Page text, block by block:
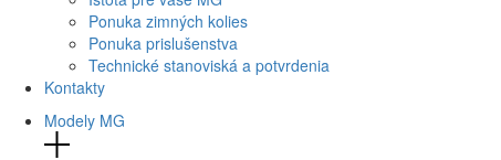
Ponuka zimných kolies
Ponuka prislušenstva
Technické stanoviská a potvrdenia
Kontakty
Modely MG